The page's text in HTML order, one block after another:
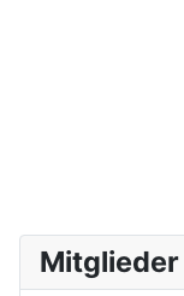
Mitglieder